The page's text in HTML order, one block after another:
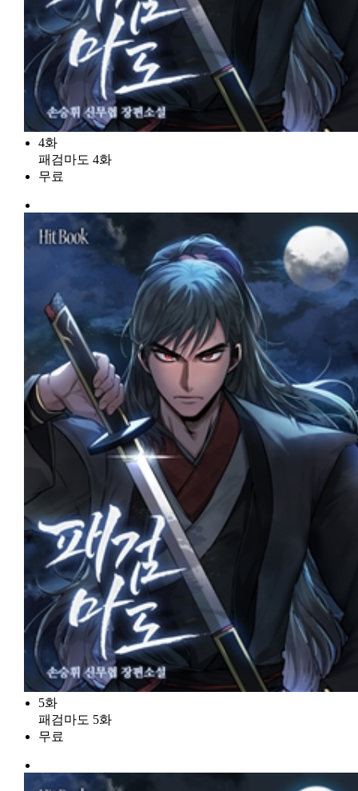
4화
패검마도 4화
무료
5화
패검마도 5화
무료